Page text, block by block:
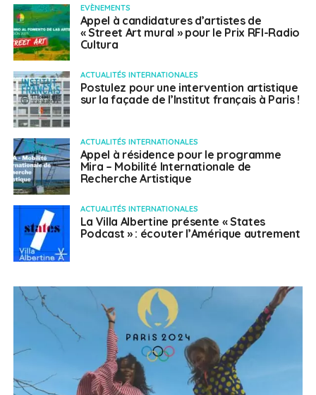
EVÈNEMENTS
Appel à candidatures d’artistes de
« Street Art mural » pour le Prix RFI-Radio
Cultura
ACTUALITÉS INTERNATIONALES
Postulez pour une intervention artistique
sur la façade de l’Institut français à Paris !
ACTUALITÉS INTERNATIONALES
Appel à résidence pour le programme
Mira – Mobilité Internationale de
Recherche Artistique
ACTUALITÉS INTERNATIONALES
La Villa Albertine présente « States
Podcast » : écouter l’Amérique autrement